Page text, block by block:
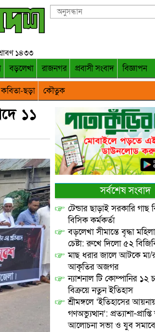
১৪৩৩
বড়লেখা রাজনগর প্রবাসী সংবাদ
বিজ্ঞাপন
কবিতা-ছড়া কৌতুক
১১
সর্বশেষ সংবাদ
টেন্ডার ছাড়াই সরকারি গাছ
বিসিক কর্মকর্তা
বড়লেখা সীমান্তে বৃদ্ধা
চেষ্টা: রুখে দিলো ৫২
মাছ ধরার জালে আটকে মা/
আকৃতির অজগর
ন্যাশনাল টি কোম্পানির ১২
বিক্রয়ে নতুন ইতিহাস
শ্রীমঙ্গলে ‘ইতিহাসের
গণঅভ্যুত্থান’: প্রত্যাশা-প্রাপ্তি
আলোচনা সভা ও যুব